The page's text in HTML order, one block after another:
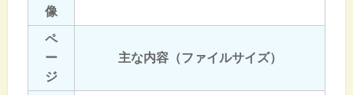
像
ペ
ー
ジ
主な内容（ファイルサイズ）